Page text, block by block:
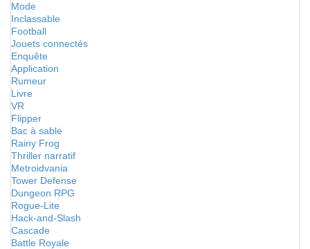
Mode
Inclassable
Football
Jouets connectés
Enquête
Application
Rumeur
Livre
VR
Flipper
Bac à sable
Rainy Frog
Thriller narratif
Metroidvania
Tower Defense
Dungeon RPG
Rogue-Lite
Hack-and-Slash
Cascade
Battle Royale